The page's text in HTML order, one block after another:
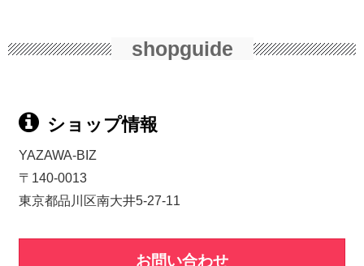
shopguide
ショップ情報
YAZAWA-BIZ
〒140-0013
東京都品川区南大井5-27-11
お問い合わせ